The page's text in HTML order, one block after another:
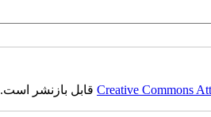
Creative Commonsقابل بازنشر است.